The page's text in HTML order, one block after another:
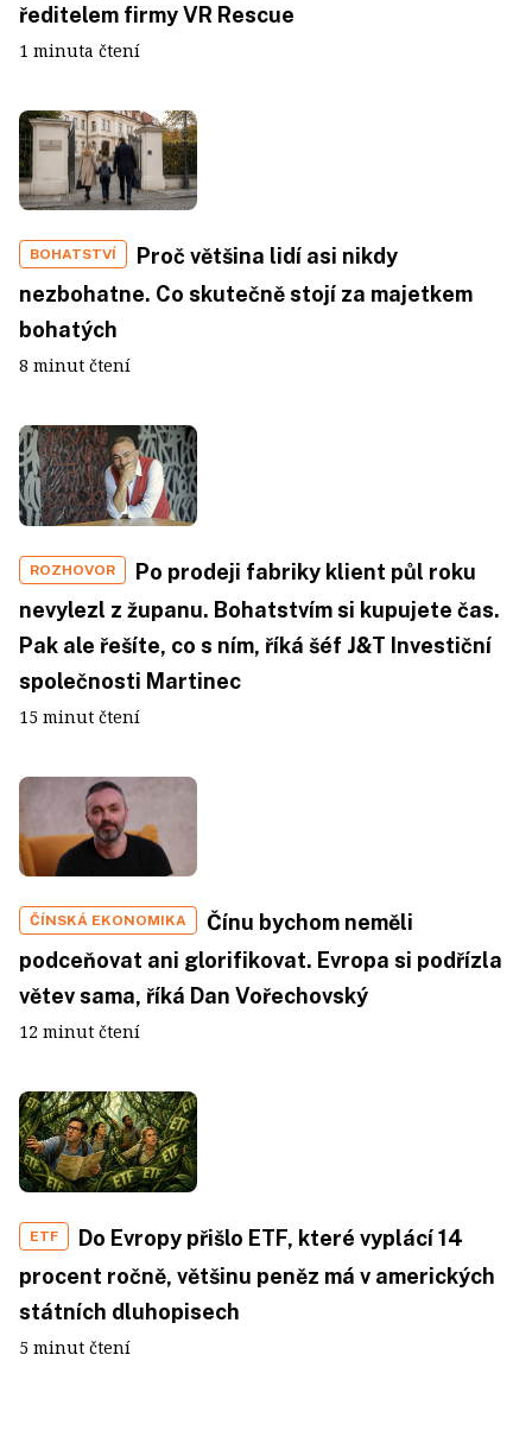
ředitelem firmy VR Rescue
1 minuta čtení
BOHATSTVÍ
Proč většina lidí asi nikdy
nezbohatne. Co skutečně stojí za majetkem
bohatých
8 minut čtení
ROZHOVOR
Po prodeji fabriky klient půl roku
nevylezl z županu. Bohatstvím si kupujete čas.
Pak ale řešíte, co s ním, říká šéf J&T Investiční
společnosti Martinec
15 minut čtení
ČÍNSKÁ EKONOMIKA
Čínu bychom neměli
podceňovat ani glorifikovat. Evropa si podřízla
větev sama, říká Dan Vořechovský
12 minut čtení
ETF
Do Evropy přišlo ETF, které vyplácí 14
procent ročně, většinu peněz má v amerických
státních dluhopisech
5 minut čtení